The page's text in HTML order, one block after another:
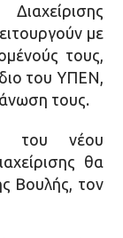
με
τους,
του ΥΠΕΝ,
τους.
του νέου
θα
Βουλής, τον